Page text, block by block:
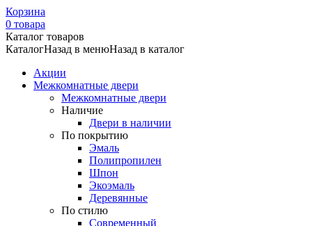
Корзина
0 товара
Каталог товаров
КаталогНазад в менюНазад в каталог
Акции
Межкомнатные двери
Межкомнатные двери
Наличие
Двери в наличии
По покрытию
Эмаль
Полипропилен
Шпон
Экоэмаль
Деревянные
По стилю
Современный